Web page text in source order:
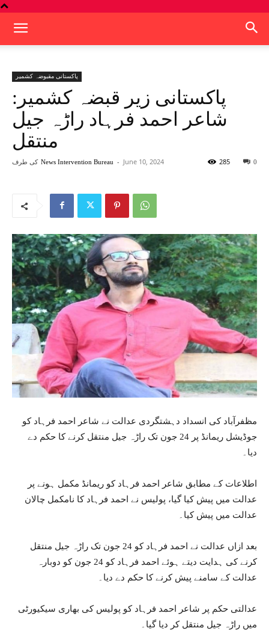
پاکستانی مقبوضہ کشمیر
پاکستانی زیر قبضہ کشمیر:
شاعر احمد فرہاد راڑہ جیل
منتقل
کی طرف News Intervention Bureau - June 10, 2024 0
285
مظفرآباد کی انسداد دہشتگردی عدالت نے شاعر احمد فرہاد کو
جوڈیشل ریمانڈ پر 24 جون تک راڑہ جیل منتقل کرنے کا حکم دے
دیا۔
اطلاعات کے مطابق شاعر احمد فرہاد کو ریمانڈ مکمل ہونے پر
عدالت میں پیش کیا گیا، پولیس نے احمد فرہاد کا نامکمل چالان
عدالت میں پیش کیا۔
بعد ازاں عدالت نے احمد فرہاد کو 24 جون تک راڑہ جیل منتقل
کرنے کی ہدایت دیتے ہوئے احمد فرہاد کو 24 جون کو دوبارہ
عدالت کے سامنے پیش کرنے کا حکم دے دیا۔
عدالتی حکم پر شاعر احمد فرہاد کو پولیس کی بھاری سیکیورٹی
میں راڑہ جیل منتقل کر دیا گیا۔